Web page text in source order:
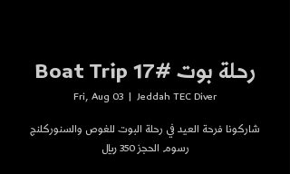
Boat Trip رحلة بوت #17
Fri, Aug 03
  |
Jeddah TEC Diver
شاركونا فرحة العيد في رحلة البوت للغوص والسنوركلنج
رسوم الحجز 350 ريال